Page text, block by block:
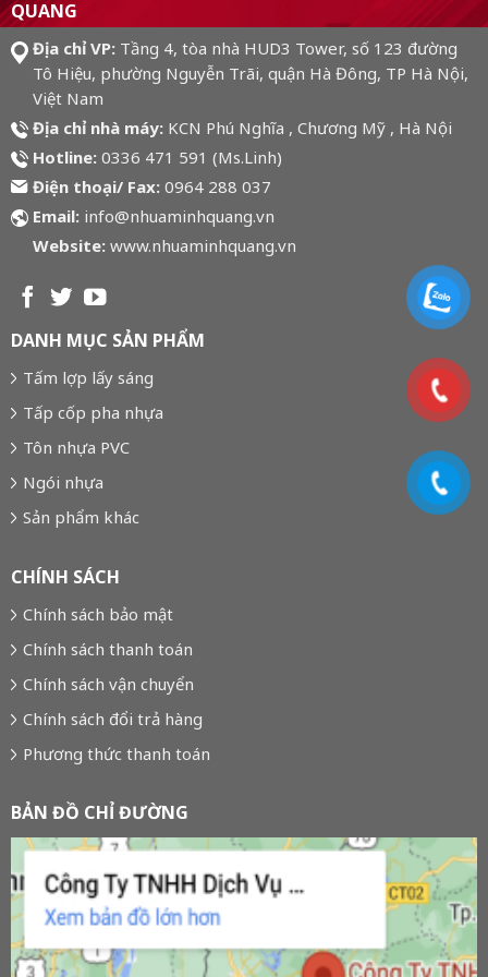
QUANG
Địa chỉ VP:Tầng 4, tòa nhà HUD3 Tower, số 123 đường
Tô Hiệu, phường Nguyễn Trãi, quận Hà Đông, TP Hà Nội,
Việt Nam
Địa chỉ nhà máy:KCN Phú Nghĩa , Chương Mỹ , Hà Nội
Hotline:0336 471 591 (Ms.Linh)
Điện thoại/ Fax: 0964 288 037
Email:info@nhuaminhquang.vn
Website:www.nhuaminhquang.vn
DANH MỤC SẢN PHẨM
Tấm lợp lấy sáng
Tấp cốp pha nhựa
Tôn nhựa PVC
Ngói nhựa
Sản phẩm khác
CHÍNH SÁCH
Chính sách bảo mật
Chính sách thanh toán
Chính sách vận chuyển
Chính sách đổi trả hàng
Phương thức thanh toán
BẢN ĐỒ CHỈ ĐƯỜNG